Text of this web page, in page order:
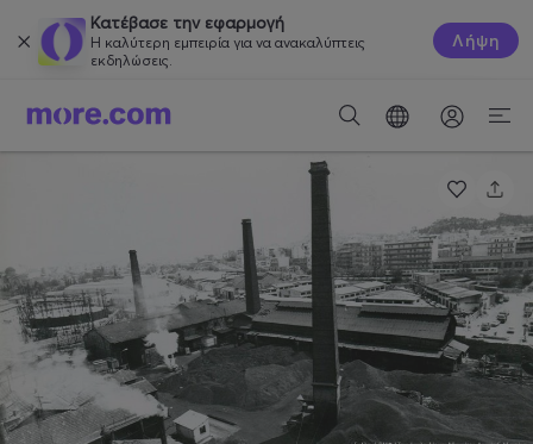
Κατέβασε την εφαρμογή
Η καλύτερη εμπειρία για να ανακαλύπτεις
εκδηλώσεις.
Λήψη